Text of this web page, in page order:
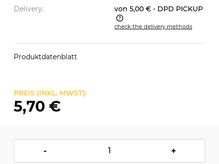
Delivery:
von 5,00 € - DPD PICKUP
The price does not include any possible payment
check the delivery methods
Produktdatenblatt
PREIS (INKL. MWST):
5,70 €
- +